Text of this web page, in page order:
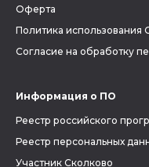
Оферта
Политика использования
Согласие на обработку
Информация о ПО
Реестр российского
Реестр персональных
Участник Сколково